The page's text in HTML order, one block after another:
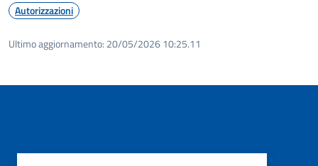
Autorizzazioni
Ultimo aggiornamento: 20/05/2026 10:25.11